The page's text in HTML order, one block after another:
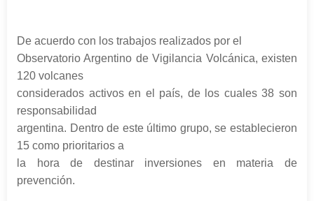
De acuerdo con los trabajos realizados por el
Observatorio Argentino de Vigilancia Volcánica, existen
120 volcanes
considerados activos en el país, de los cuales 38 son
responsabilidad
argentina. Dentro de este último grupo, se establecieron
15 como prioritarios a
la hora de destinar inversiones en materia de
prevención.